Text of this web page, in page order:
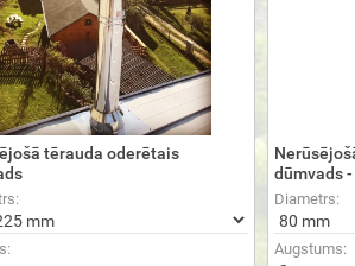
tērauda oderētais
dūmvads
Diametrs:
Augstums: